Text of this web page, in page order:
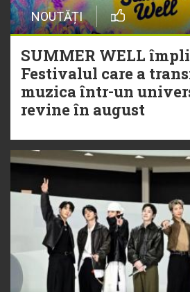
NOUTĂȚI
SUMMER WELL
Festivalul care a
muzica într-un
revine în august